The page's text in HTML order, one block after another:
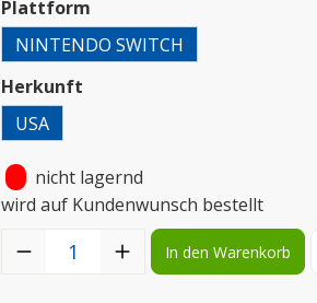
Plattform
NINTENDO SWITCH
Herkunft
USA
nicht lagernd
wird auf Kundenwunsch bestellt
Produkt Anzahl: Gib den gewünschten
In den Warenkorb